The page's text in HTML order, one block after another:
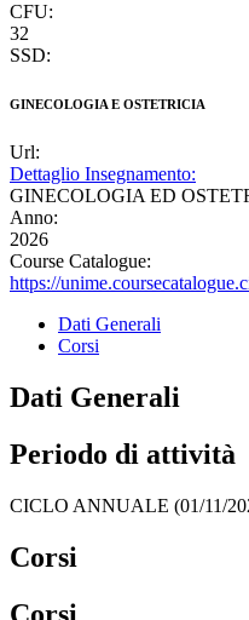
CFU:
32
SSD:
GINECOLOGIA E OSTETRICIA
Url:
Dettaglio Insegnamento:
GINECOLOGIA ED
Anno:
2026
Course Catalogue:
https://
Dati Generali
Corsi
Dati Generali
Periodo di attività
CICLO ANNUALE (01/11/
Corsi